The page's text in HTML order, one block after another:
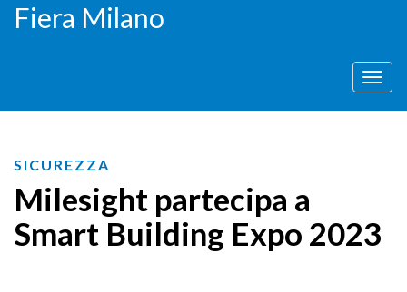
Fiera Milano
Menù
SICUREZZA
Milesight partecipa a
Smart Building Expo 2023